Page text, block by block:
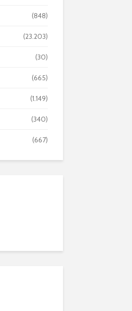
(848)
(23.203)
(30)
(665)
(1.149)
(340)
(667)